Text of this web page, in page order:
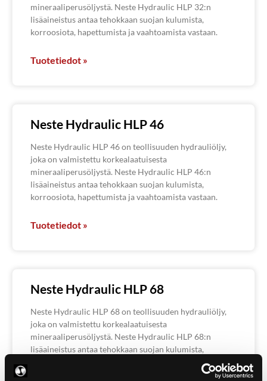
mineraaliperusöljystä. Neste Hydraulic HLP 32:n
lisäaineistus antaa tehokkaan suojan kulumista,
korroosiota, hapettumista ja vaahtoamista vastaan.
Tuotetiedot »
Neste Hydraulic HLP 46
Neste Hydraulic HLP 46 on teollisuuden hydrauliöljy,
joka on valmistettu korkealaatuisesta
mineraaliperusöljystä. Neste Hydraulic HLP 46:n
lisäaineistus antaa tehokkaan suojan kulumista,
korroosiota, hapettumista ja vaahtoamista vastaan.
Tuotetiedot »
Neste Hydraulic HLP 68
Neste Hydraulic HLP 68 on teollisuuden hydrauliöljy,
joka on valmistettu korkealaatuisesta
mineraaliperusöljystä. Neste Hydraulic HLP 68:n
lisäaineistus antaa tehokkaan suojan kulumista,
korroosiota, hapettumista ja vaahtoamista vastaan.